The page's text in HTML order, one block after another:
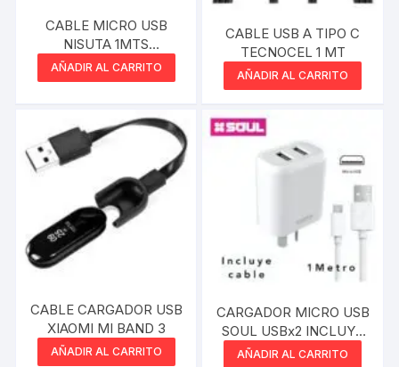
CABLE MICRO USB
NISUTA 1MTS
REFORZADO
AÑADIR AL CARRITO
CABLE USB A TIPO C
TECNOCEL 1 MT
AÑADIR AL CARRITO
CABLE CARGADOR USB
XIAOMI MI BAND 3
AÑADIR AL CARRITO
CARGADOR MICRO USB
SOUL USBx2 INCLUYE
CABLE 2.4A
AÑADIR AL CARRITO